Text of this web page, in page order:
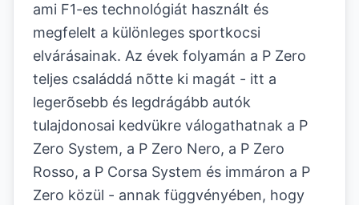
ami F1-es technológiát használt és
megfelelt a különleges sportkocsi
elvárásainak. Az évek folyamán a P Zero
teljes családdá nõtte ki magát - itt a
legerõsebb és legdrágább autók
tulajdonosai kedvükre válogathatnak a P
Zero System, a P Zero Nero, a P Zero
Rosso, a P Corsa System és immáron a P
Zero közül - annak függvényében, hogy